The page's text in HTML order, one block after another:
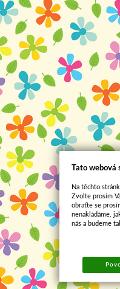
Tato webová
Na těchto
Zvolte prosím
obraťte se
nenakládáme,
nás a budeme